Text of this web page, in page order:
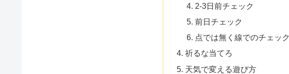
2-3日前チェック
前日チェック
点では無く線でのチェック
祈るな当てろ
天気で変える遊び方